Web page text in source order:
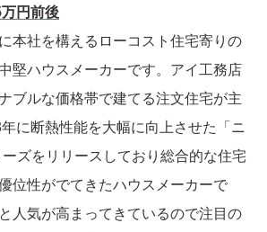
円前後
本社を構えるローコスト住宅寄りの
堅ハウスメーカーです。アイ工務店
ブルな価格帯で建てる注文住宅が主
に断熱性能を大幅に向上させた「ニ
ズをリリースしており総合的な住宅
位性がでてきたハウスメーカーで
人気が高まってきているので注目の